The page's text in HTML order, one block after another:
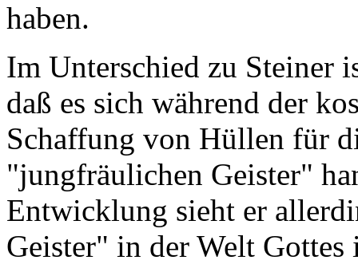
haben.
Im Unterschied zu Steiner
daß es sich während der
Schaffung von Hüllen für
"jungfräulichen Geister"
Entwicklung sieht er
Geister" in der Welt